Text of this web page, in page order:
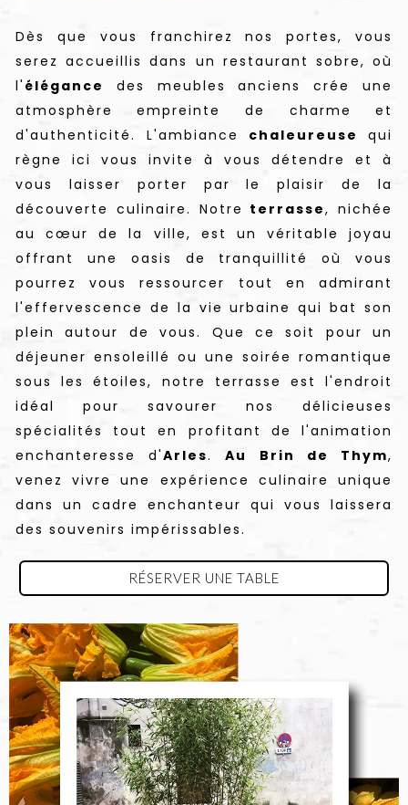
Dès que vous franchirez nos portes, vous
serez accueillis dans un restaurant sobre, où
l' élégance
des meubles anciens crée une
atmosphère empreinte de charme et
d'authenticité. L'ambiance chaleureusequi
règne ici vous invite à vous détendre et à
vous laisser porter par le plaisir de la
découverte culinaire. Notre terrasse, nichée
au cœur de la ville, est un véritable joyau
offrant une oasis de tranquillité où vous
pourrez vous ressourcer tout en admirant
l'effervescence de la vie urbaine qui bat son
plein autour de vous. Que ce soit pour un
déjeuner ensoleillé ou une soirée romantique
sous les étoiles, notre terrasse est l'endroit
idéal pour savourer nos délicieuses
spécialités tout en profitant de l'animation
enchanteresse d'Arles.Au Brin de Thym,
venez vivre une expérience culinaire unique
dans un cadre enchanteur qui vous laissera
des souvenirs impérissables.
RÉSERVER UNE TABLE